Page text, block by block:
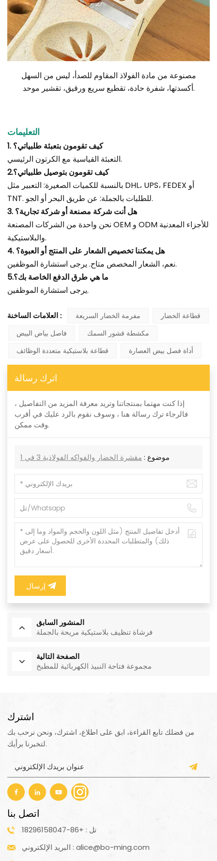
مصنوعة من مادة الفولاذ المقاوم للصدأ، ليس من السهل
أكسدتها، شفرة حادة، تقطيع سريع ورقيق، تقشير موحد.
التعليمات
1. كيف تقومون بتعبئة طلبياتي؟
التعبئة القياسية مع الكرتون الرئيسي.
2.كيف تقومون بتوصيل طلبياتي؟
بالنسبة للكميات الصغيرة: التعبير مثل DHL، UPS، FEDEX أو
TNT. للطلبات بالجملة: عن طريق البحر أو الجو.
3. هل أنت شركة مصنعة أو شركة تجارية؟
نحن واحدة من الشركات المصنعة OEM و ODM للأجزاء المعدنية
والبلاستيكية.
4. هل يمكننا تخصيص الشعار على المنتج أو العبوة؟
نعم، الشعار المخصص متاح. يرجى استشارة الموظفين.
5.ما هي طرق الدفع الخاصة بك؟
يرجى استشارة الموظفين.
العلامات الساخنة : مفرمة الخضار السريعة
قطاعة الخضار
فاصل بياض البيض
مكشطة قشور السمك
قطاعة بلاستيكية متعددة الوظائف
أداة فصل بيض العصارة
اترك رسالة
إذا كنت مهتما بمنتجاتنا وتريد معرفة المزيد من التفاصيل ،
فالرجاء ترك رسالة هنا ، وسوف نقوم بالرد عليك في أقرب
وقت ممكن.
موضوع : مقشرة الخضار والفواكه الفولاذية 3 في 1
إرسال
المنشور السابق
فرشاة تنظيف بلاستيكية مريحة بالجملة
الصفحة التالية
مجموعة فتاحة النبيذ الكهربائية للمطبخ
اشترك
من فضلك تابع القراءة، ابق على اطلاع، اشترك، ونحن نرحب بك
لتخبرنا برأيك.
اتصل بنا
تل : +86-18296158047
البريد الإلكتروني : alice@bo-ming.com